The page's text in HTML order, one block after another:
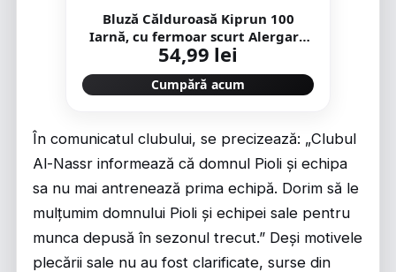
Bluză Călduroasă Kiprun 100
Iarnă, cu fermoar scurt Alergare
Warm Copii
54,99 lei
Cumpără acum
În comunicatul clubului, se precizează: „Clubul
Al-Nassr informează că domnul Pioli și echipa
sa nu mai antrenează prima echipă. Dorim să le
mulțumim domnului Pioli și echipei sale pentru
munca depusă în sezonul trecut.” Deși motivele
plecării sale nu au fost clarificate, surse din